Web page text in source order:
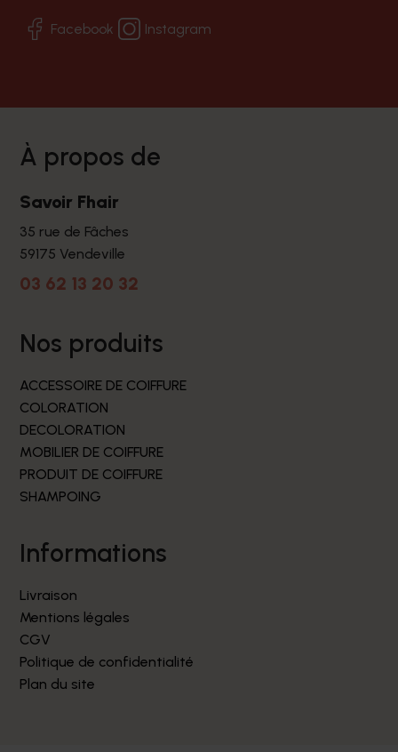
Facebook Instagram
à propos de
Savoir Fhair
35 rue de Fâches
59175 Vendeville
03 62 13 20 32
nos produits
ACCESSOIRE DE COIFFURE
COLORATION
DECOLORATION
MOBILIER DE COIFFURE
PRODUIT DE COIFFURE
SHAMPOING
informations
Livraison
Mentions légales
CGV
Politique de confidentialité
Plan du site